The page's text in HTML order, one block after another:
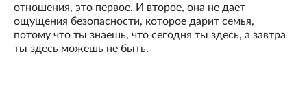
отношения, это первое. И второе, она не дает
ощущения безопасности, которое дарит семья,
потому что ты знаешь, что сегодня ты здесь, а завтра
ты здесь можешь не быть.